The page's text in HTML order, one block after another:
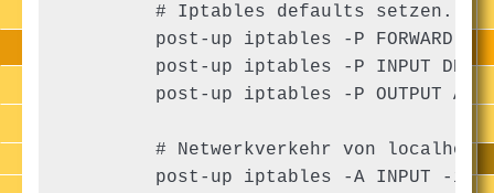
# Iptables defaults setzen.
post-up iptables -P FORWARD
        post-up iptables -P INPUT DROP
post-up iptables -P OUTPUT
# Netwerkverkehr von localhost
post-up iptables -A INPUT -i